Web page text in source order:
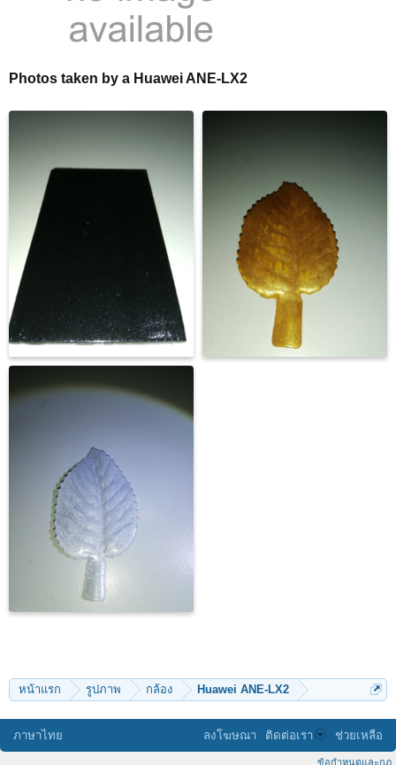
Photos taken by a Huawei ANE-LX2
หน้าแรก รูปภาพ กล้อง Huawei ANE-LX2
ภาษาไทย ลงโฆษณา ติดต่อเรา ช่วยเหลือ
ข้อกำหนดและกฎ